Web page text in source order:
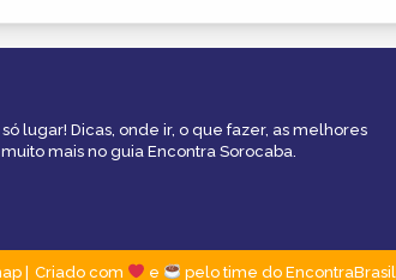
lugar! Dicas, onde ir, o que fazer, as melhores
mais no guia Encontra Sorocaba.
Criado com e pelo time do EncontraBrasil